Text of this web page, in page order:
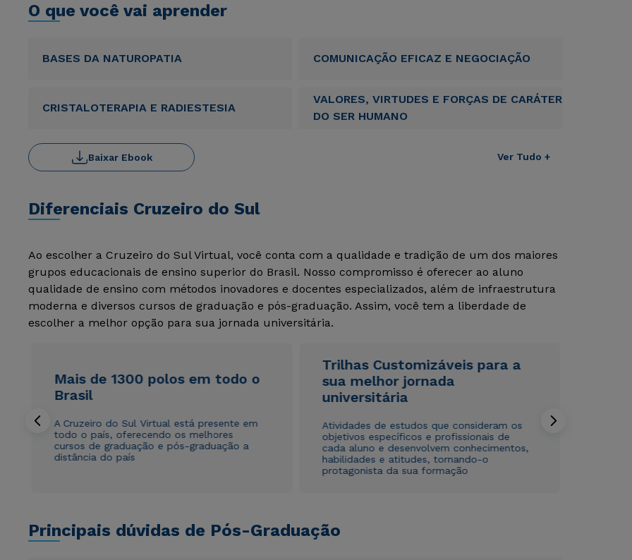
O que você vai aprender
BASES DA NATUROPATIA COMUNICAÇÃO EFICAZ E NEGOCIAÇÃO
CRISTALOTERAPIA E RADIESTESIA
VALORES, VIRTUDES E FORÇAS DE CARÁTER
DO SER HUMANO
Ver Tudo +
Baixar Ebook
Diferenciais Cruzeiro do Sul
Ao escolher a Cruzeiro do Sul Virtual, você conta com a qualidade e tradição de um dos maiores
grupos educacionais de ensino superior do Brasil. Nosso compromisso é oferecer ao aluno
qualidade de ensino com métodos inovadores e docentes especializados, além de infraestrutura
moderna e diversos cursos de graduação e pós-graduação. Assim, você tem a liberdade de
escolher a melhor opção para sua jornada universitária.
Mais de 1300 polos em todo o
Brasil
A Cruzeiro do Sul Virtual está presente em
todo o país, oferecendo os melhores
cursos de graduação e pós-graduação a
distância do país
Trilhas Customizáveis para a
sua melhor jornada
universitária
Atividades de estudos que consideram os
objetivos específicos e profissionais de
cada aluno e desenvolvem conhecimentos,
habilidades e atitudes, tornando-o
protagonista da sua formação
Principais dúvidas de Pós-Graduação
Rápido e fácil
WhatsApp
Rápido e fácil
WhatsApp